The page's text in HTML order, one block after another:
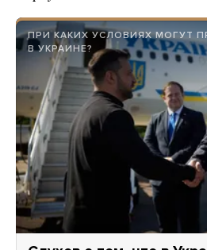
ПРИ КАКИХ УСЛОВИЯХ МОГУТ
В УКРАИНЕ?